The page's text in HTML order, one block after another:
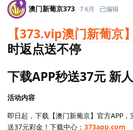
澳门新葡京373 7 6月 已编辑
【373.vip澳门新葡京】
时返点送不停
下载APP秒送37元 新
活动内容
即日起，下载【澳门新葡京】官方APP
送37元彩金！下载中心： 373app.com